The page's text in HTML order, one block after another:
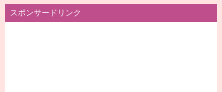
スポンサードリンク